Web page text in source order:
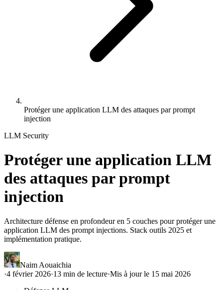
Protéger une application LLM des attaques par prompt
injection
LLM Security
Protéger une application LLM
des attaques par prompt
injection
Architecture défense en profondeur en 5 couches pour protéger une
application LLM des prompt injections. Stack outils 2025 et
implémentation pratique.
Naim Aouaichia
·4 février 2026·13 min de lecture·Mis à jour le 15 mai 2026